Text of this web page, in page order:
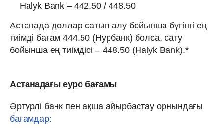
Halyk Bank – 442.50 / 448.50
Астанада доллар сатып алу бойынша бүгінгі ең
тиімді бағам 444.50 (Нурбанк) болса, сату
бойынша ең тиімдісі – 448.50 (Halyk Bank).*
Астанадағы еуро бағамы
Әртүрлі банк пен ақша айырбастау орнындағы
бағамдар: